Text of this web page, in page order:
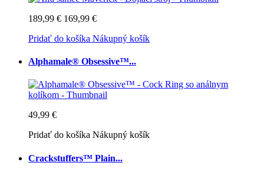
189,99 € 169,99 €
Pridať do košíka Nákupný košík
Alphamale® Obsessive™...
49,99 €
Pridať do košíka Nákupný košík
Crackstuffers™ Plain...